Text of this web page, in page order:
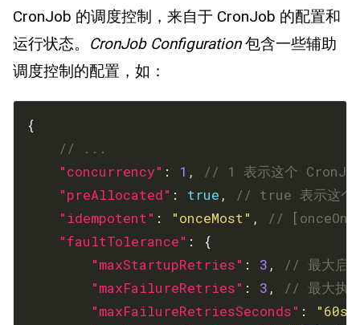
CronJob 的调度控制，来自于 CronJob 的配置和
运行状态。 CronJob Configuration包含一些辅助
调度控制的配置，如：
"concurrency" : 1 ,
"preAllocated" : true ,
"idempotent" : "onceMost" ,
"faultTolerance"
"maxStartupRetries" : 3 ,
"maxFailureRetries" : 3 ,
"maxFailureRetriesSeconds" : "60s"